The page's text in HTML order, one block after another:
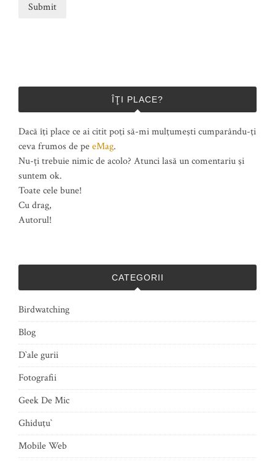
ÎŢI PLACE?
Dacă îţi place ce ai citit poţi să-mi mulţumeşti cumparându-ţi
ceva frumos de peeMag.
Nu-ți trebuie nimic de acolo? Atunci lasă un comentariu şi
suntem ok.
Toate cele bune!
Cu drag,
Autorul!
CATEGORII
Birdwatching
Blog
D`ale gurii
Fotografii
Geek De Mic
Ghiduţu`
Mobile Web